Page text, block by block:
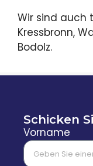
Wir sind auch
Kressbronn,
Bodolz.
Schicken
Vorname